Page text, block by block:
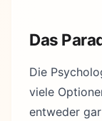
Das
Die
viele
entweder